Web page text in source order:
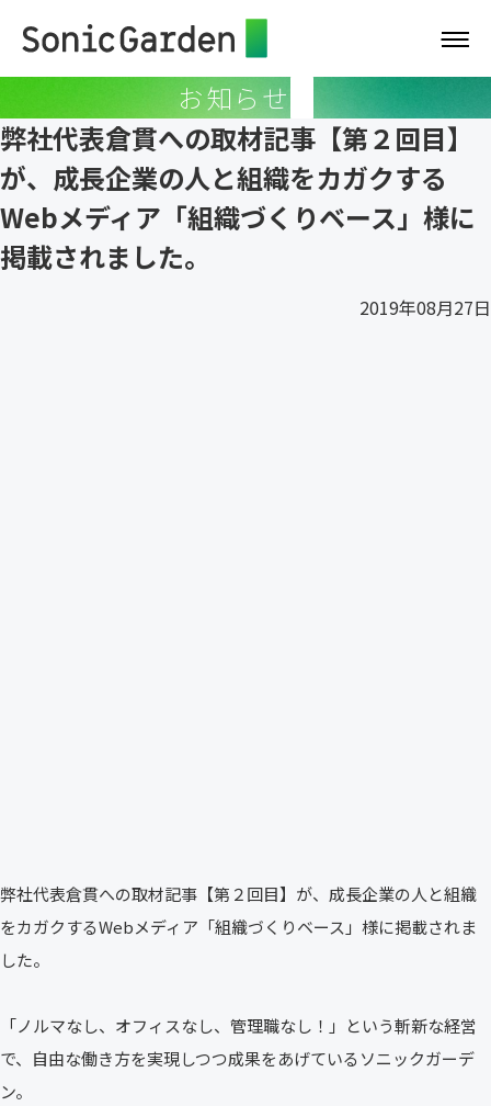
お知らせ
弊社代表倉貫への取材記事【第２回目】
が、成長企業の人と組織をカガクする
Webメディア「組織づくりベース」様に
掲載されました。
2019年08月27日
弊社代表倉貫への取材記事【第２回目】が、成長企業の人と組織
をカガクするWebメディア「組織づくりベース」様に掲載されま
した。
「ノルマなし、オフィスなし、管理職なし！」という斬新な経営
で、自由な働き方を実現しつつ成果をあげているソニックガーデ
ン。